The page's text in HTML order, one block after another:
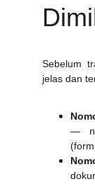
Sebelum
jelas dan
—